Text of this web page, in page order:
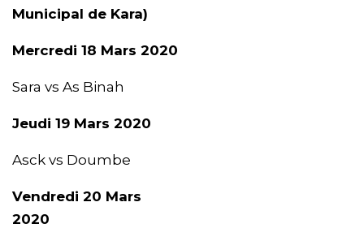
Municipal de Kara)
Mercredi 18 Mars 2020
Sara vs As Binah
Jeudi 19 Mars 2020
Asck vs Doumbe
Vendredi 20 Mars
2020